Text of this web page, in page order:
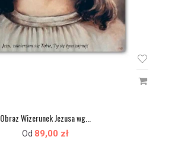
Obraz Wizerunek Jezusa wg...
Od 89,00 zł